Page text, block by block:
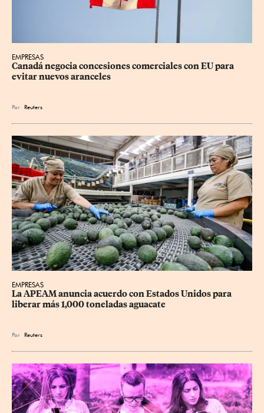
EMPRESAS
Canadá negocia concesiones comerciales con EU para
evitar nuevos aranceles
Por Reuters
EMPRESAS
La APEAM anuncia acuerdo con Estados Unidos para
liberar más 1,000 toneladas aguacate
Por Reuters